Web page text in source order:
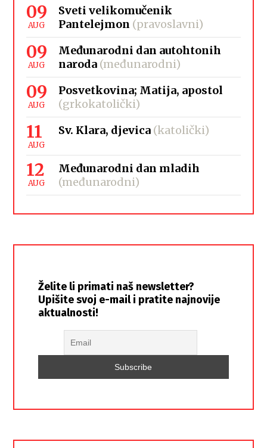
09
AUG
Sveti velikomučenik
Pantelejmon (pravoslavni)
09
AUG
Međunarodni dan autohtonih
naroda (međunarodni)
09
AUG
Posvetkovina; Matija, apostol
(grkokatolički)
11
AUG
Sv. Klara, djevica (katolički)
12
AUG
Međunarodni dan mladih
(međunarodni)
Želite li primati naš newsletter?
Upišite svoj e-mail i pratite najnovije
aktualnosti!